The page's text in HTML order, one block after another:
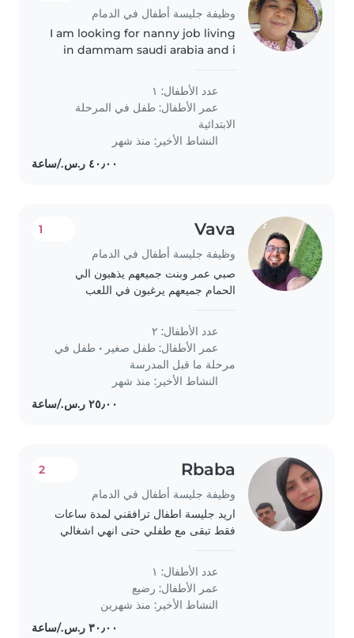
وظيفة جليسة أطفال في الدمام
I am looking for nanny job living
in dammam saudi arabia and i
عدد الأطفال: ١
عمر الأطفال: طفل في المرحلة
الابتدائية
النشاط الأخير: منذ شهر
Vava
وظيفة جليسة أطفال في الدمام
1
صبي عمر وبنت جميعهم يذهبون الي
الحمام جميعهم يرغبون في اللعب
عدد الأطفال: ٢
عمر الأطفال: طفل صغير • طفل في
مرحلة ما قبل المدرسة
النشاط الأخير: منذ شهر
Rbaba
وظيفة جليسة أطفال في الدمام
2
اريد جليسة اطفال ترافقني لمدة ساعات
فقط تبقى مع طفلي حتى انهي اشغالي
عدد الأطفال: ١
عمر الأطفال: رضيع
النشاط الأخير: منذ شهرين